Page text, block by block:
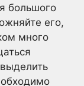
большого
его,
много